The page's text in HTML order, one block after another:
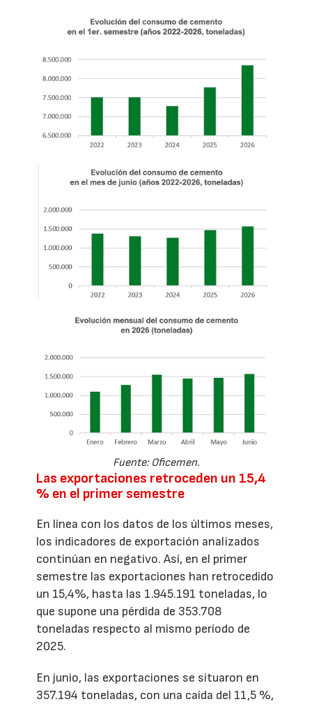
Fuente: Oficemen.
Las exportaciones retroceden un 15,4
% en el primer semestre
En línea con los datos de los últimos meses,
los indicadores de exportación analizados
continúan en negativo. Así, en el primer
semestre las exportaciones han retrocedido
un 15,4%, hasta las 1.945.191 toneladas, lo
que supone una pérdida de 353.708
toneladas respecto al mismo período de
2025.
En junio, las exportaciones se situaron en
357.194 toneladas, con una caída del 11,5 %,